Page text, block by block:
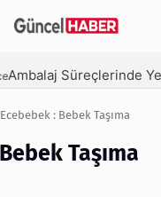
Ambalaj Süreçlerinde Yeni Nesil Verimliliği Olimpack ile Yakalayın
Ecebebek : Bebek Taşıma
Taşıma